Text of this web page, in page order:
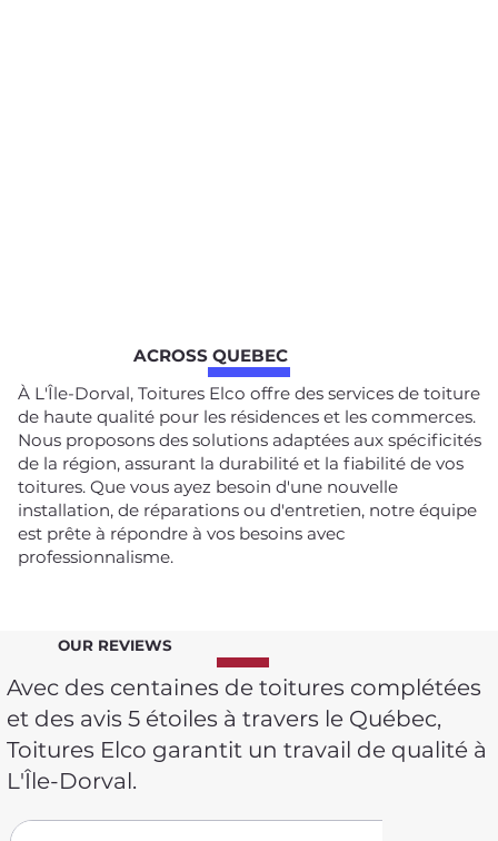
ACROSS QUEBEC
À L'Île-Dorval, Toitures Elco offre des services de toiture
de haute qualité pour les résidences et les commerces.
Nous proposons des solutions adaptées aux spécificités
de la région, assurant la durabilité et la fiabilité de vos
toitures. Que vous ayez besoin d'une nouvelle
installation, de réparations ou d'entretien, notre équipe
est prête à répondre à vos besoins avec
professionnalisme.
OUR REVIEWS
Avec des centaines de toitures complétées
et des avis 5 étoiles à travers le Québec,
Toitures Elco garantit un travail de qualité à
L'Île-Dorval.